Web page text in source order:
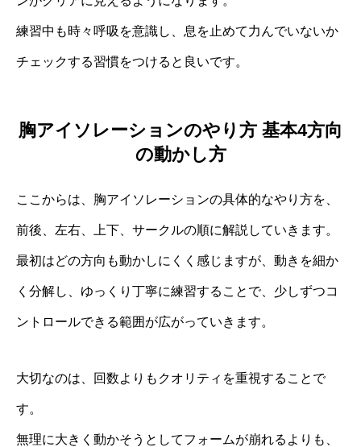
練習中も時々呼吸を意識し、息を止めて力んでいないか
チェックする習慣をつけると良いです。
胸アイソレーションのやり方 基本4方向
の動かし方
ここからは、胸アイソレーションの具体的なやり方を、
前後、左右、上下、サークルの順に解説していきます。
最初はどの方向も動かしにくく感じますが、動きを細か
く分解し、ゆっくり丁寧に練習することで、少しずつコ
ントロールできる範囲が広がっていきます。
大切なのは、回数よりもクオリティを重視することで
す。
無理に大きく動かそうとしてフォームが崩れるよりも、